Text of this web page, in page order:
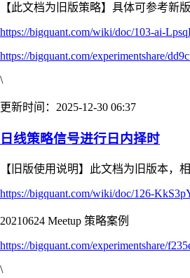
【此文档为旧版策略】具体可参考新版
https://bigquant.com/wiki/doc/103-ai-
https://bigquant.com/experimentshare/
\
更新时间：2025-12-30 06:37
日线策略信号进行日内择时
【旧版使用说明】此文档为旧版本，
https://bigquant.com/wiki/doc/126-
20210624 Meetup 策略案例
https://bigquant.com/experimentshare/
\